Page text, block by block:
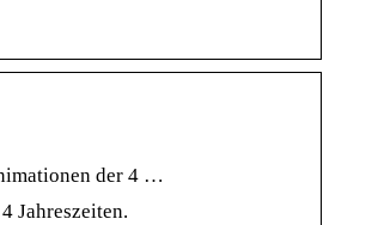
der 4 …
Jahreszeiten.